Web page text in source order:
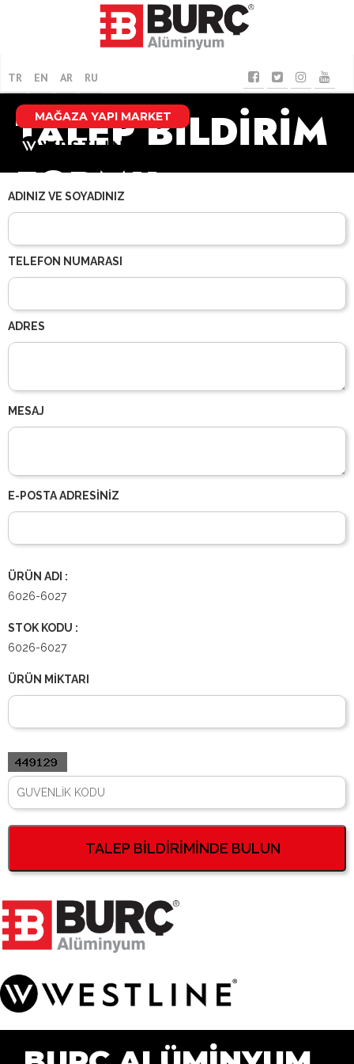
TR EN AR RU
MAĞAZA YAPI MARKET
TALEP BİLDİRİM
FORMU
ADINIZ VE SOYADINIZ
TELEFON NUMARASI
ADRES
MESAJ
E-POSTA ADRESİNİZ
ÜRÜN ADI :
6026-6027
STOK KODU :
6026-6027
ÜRÜN MİKTARI